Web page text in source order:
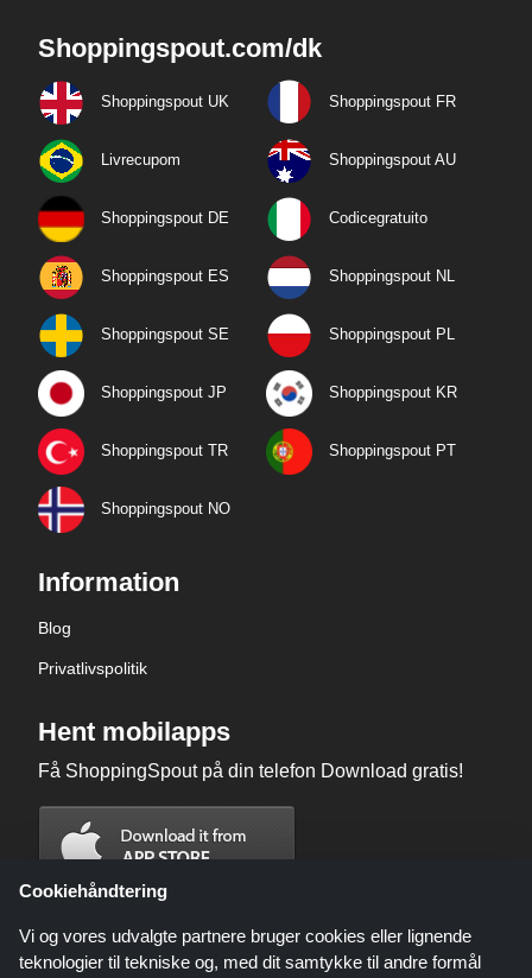
Shoppingspout.com/dk
Shoppingspout UK Shoppingspout FR
Livrecupom Shoppingspout AU
Shoppingspout DE Codicegratuito
Shoppingspout ES Shoppingspout NL
Shoppingspout SE Shoppingspout PL
Shoppingspout JP Shoppingspout KR
Shoppingspout TR Shoppingspout PT
Shoppingspout NO
Information
Blog
Privatlivspolitik
Hent mobilapps
Få ShoppingSpout på din telefon Download gratis!
Cookiehåndtering
Vi og vores udvalgte partnere bruger cookies eller lignende
teknologier til tekniske og, med dit samtykke til andre formål